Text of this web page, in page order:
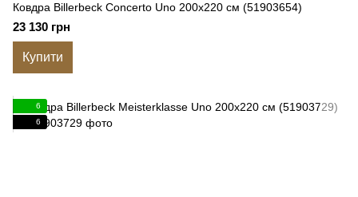
Ковдра Billerbeck Concerto Uno 200x220 см (51903654)
23 130 грн
Купити
6
6